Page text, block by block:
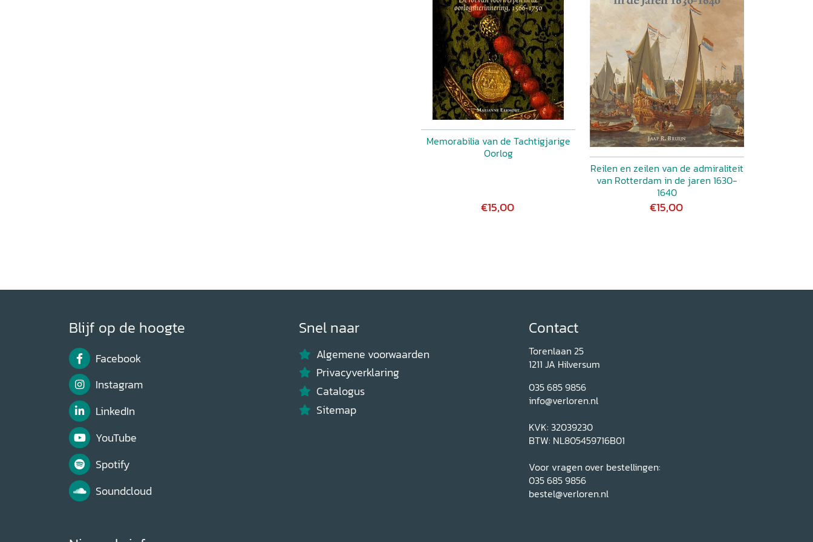
Memorabilia van de Tachtigjarige
Oorlog
€15,00
Reilen en zeilen van de admiraliteit
van Rotterdam in de jaren 1630-
1640
€15,00
Blijf op de hoogte
Facebook
Instagram
LinkedIn
YouTube
Spotify
Soundcloud
Snel naar
Algemene voorwaarden
Privacyverklaring
Catalogus
Sitemap
Contact
Torenlaan 25
1211 JA Hilversum
035 685 9856
info@verloren.nl
KVK: 32039230
BTW: NL805459716B01
Voor vragen over bestellingen:
035 685 9856
bestel@verloren.nl